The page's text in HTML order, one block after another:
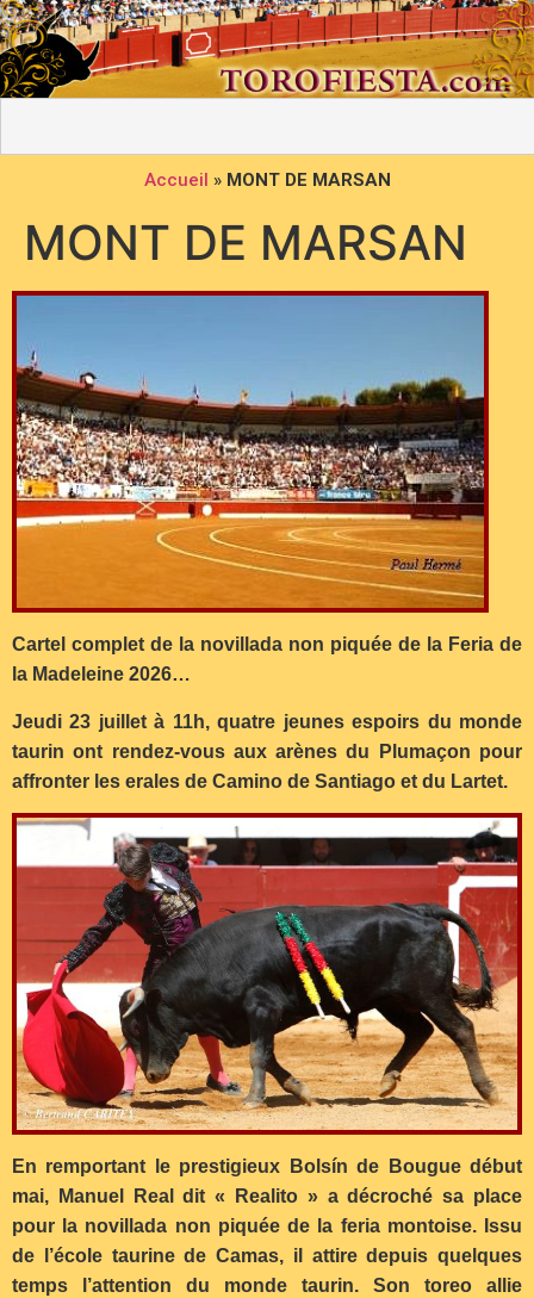
Accueil » MONT DE MARSAN
MONT DE MARSAN
Cartel complet de la novillada non piquée de la Feria de
la Madeleine 2026…
Jeudi 23 juillet à 11h, quatre jeunes espoirs du monde
taurin ont rendez-vous aux arènes du Plumaçon pour
affronter les erales de Camino de Santiago et du Lartet.
En remportant le prestigieux Bolsín de Bougue début
mai, Manuel Real dit « Realito » a décroché sa place
pour la novillada non piquée de la feria montoise. Issu
de l’école taurine de Camas, il attire depuis quelques
temps l’attention du monde taurin. Son toreo allie